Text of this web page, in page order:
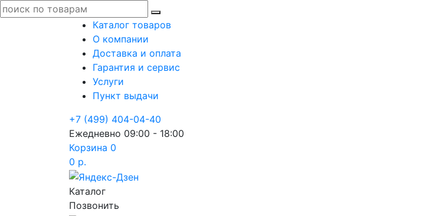
Каталог товаров
О компании
Доставка и оплата
Гарантия и сервис
Услуги
Пункт выдачи
+7 (499) 404-04-40
Ежедневно 09:00 - 18:00
Корзина 0
0 р.
Каталог
Позвонить